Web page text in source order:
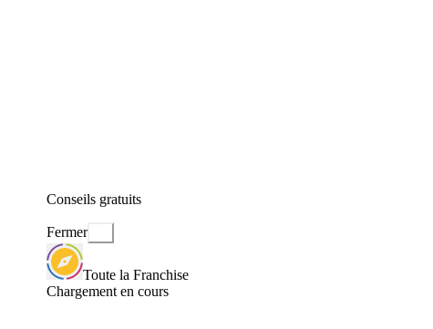
Conseils gratuits
Fermer
Toute la Franchise
Chargement en cours